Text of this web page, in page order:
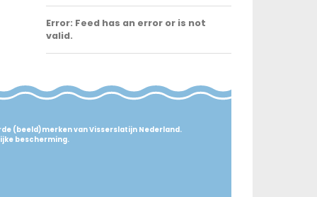
Error: Feed has an error or is not
valid.
(beeld)merken van Visserslatijn Nederland.
bescherming.